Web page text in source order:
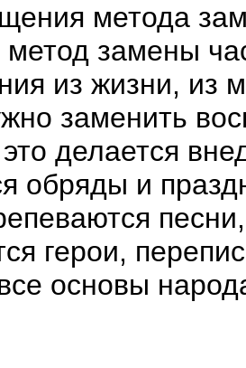
метода
метод замены
из жизни, из
заменить
делается
обряды и
герои,
основы